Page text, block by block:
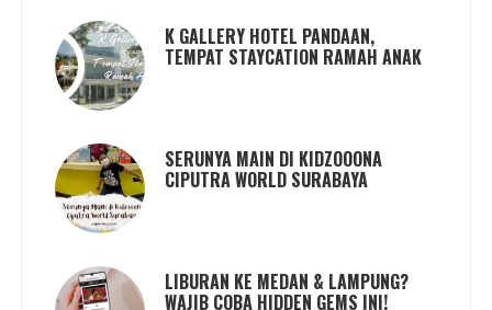
K GALLERY HOTEL PANDAAN,
TEMPAT STAYCATION RAMAH ANAK
SERUNYA MAIN DI KIDZOOONA
CIPUTRA WORLD SURABAYA
LIBURAN KE MEDAN & LAMPUNG?
WAJIB COBA HIDDEN GEMS INI!